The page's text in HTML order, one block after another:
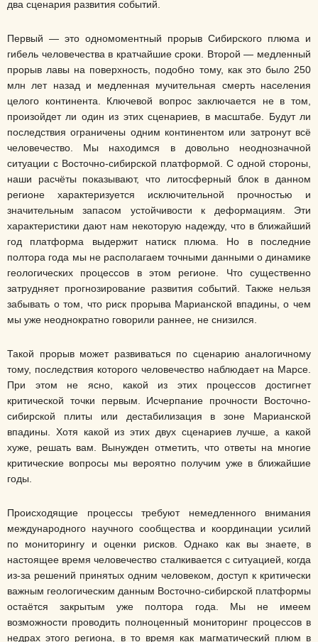
два сценария развития событий.
Первый — это одномоментный прорыв Сибирского плюма и
гибель человечества в кратчайшие сроки. Второй — медленный
прорыв лавы на поверхность, подобно тому, как это было 250
млн лет назад и медленная мучительная смерть населения
целого континента. Ключевой вопрос заключается не в том,
произойдет ли один из этих сценариев, в масштабе. Будут ли
последствия ограничены одним континентом или затронут всё
человечество. Мы находимся в довольно неоднозначной
ситуации с Восточно-сибирской платформой. С одной стороны,
наши расчёты показывают, что литосферный блок в данном
регионе характеризуется исключительной прочностью и
значительным запасом устойчивости к деформациям. Эти
характеристики дают нам некоторую надежду, что в ближайший
год платформа выдержит натиск плюма. Но в последние
полтора года мы не располагаем точными данными о динамике
геологических процессов в этом регионе. Что существенно
затрудняет прогнозирование развития событий. Также нельзя
забывать о том, что риск прорыва Марианской впадины, о чем
мы уже неоднократно говорили раннее, не снизился.
Такой прорыв может развиваться по сценарию аналогичному
тому, последствия которого человечество наблюдает на Марсе.
При этом не ясно, какой из этих процессов достигнет
критической точки первым. Исчерпание прочности Восточно-
сибирской плиты или дестабилизация в зоне Марианской
впадины. Хотя какой из этих двух сценариев лучше, а какой
хуже, решать вам. Вынужден отметить, что ответы на многие
критические вопросы мы вероятно получим уже в ближайшие
годы.
Происходящие процессы требуют немедленного внимания
международного научного сообщества и координации усилий
по мониторингу и оценки рисков. Однако как вы знаете, в
настоящее время человечество сталкивается с ситуацией, когда
из-за решений принятых одним человеком, доступ к критически
важным геологическим данным Восточно-сибирской платформы
остаётся закрытым уже полтора года. Мы не имеем
возможности проводить полноценный мониторинг процессов в
недрах этого региона, в то время как магматический плюм в